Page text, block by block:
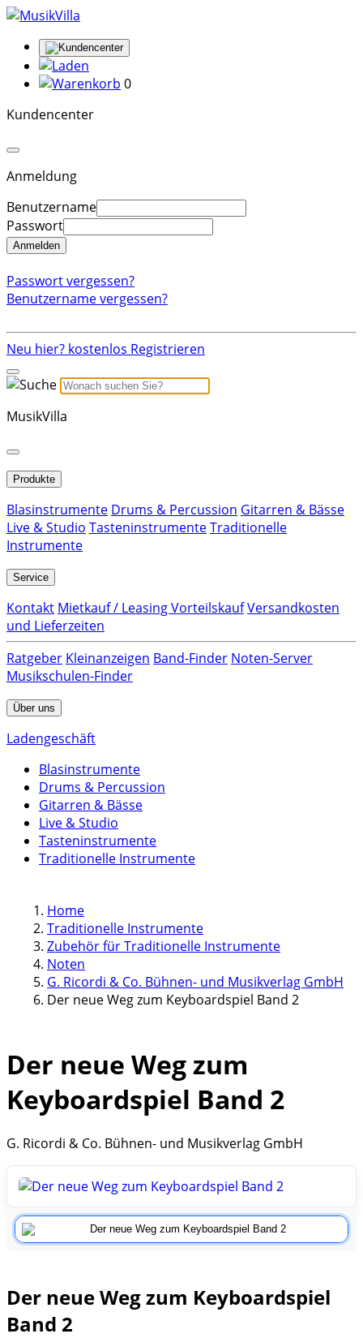
0
Kundencenter
Anmeldung
Benutzername
Passwort
Anmelden
Passwort vergessen?
Benutzername vergessen?
Neu hier? kostenlos Registrieren
MusikVilla
Produkte
Blasinstrumente Drums & Percussion Gitarren & Bässe
Live & Studio TasteninstrumenteTraditionelle
Instrumente
Service
Kontakt Mietkauf / Leasing VorteilskaufVersandkosten
und Lieferzeiten
Ratgeber Kleinanzeigen Band-Finder Noten-Server
Musikschulen-Finder
Über uns
Ladengeschäft
Blasinstrumente
Drums & Percussion
Gitarren & Bässe
Live & Studio
Tasteninstrumente
Traditionelle Instrumente
Home
Traditionelle Instrumente
Zubehör für Traditionelle Instrumente
Noten
G. Ricordi & Co. Bühnen- und Musikverlag GmbH
Der neue Weg zum Keyboardspiel Band 2
Der neue Weg zum
Keyboardspiel Band 2
G. Ricordi & Co. Bühnen- und Musikverlag GmbH
Der neue Weg zum Keyboardspiel
Band 2